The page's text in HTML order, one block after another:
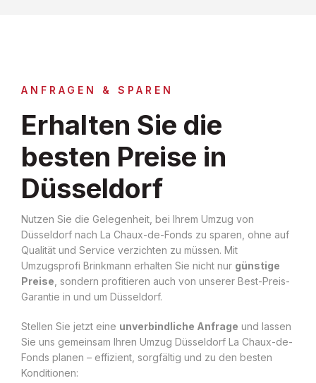
ANFRAGEN & SPAREN
Erhalten Sie die
besten Preise in
Düsseldorf
Nutzen Sie die Gelegenheit, bei Ihrem Umzug von
Düsseldorf nach La Chaux-de-Fonds zu sparen, ohne auf
Qualität und Service verzichten zu müssen. Mit
Umzugsprofi Brinkmann erhalten Sie nicht nur günstige
Preise , sondern profitieren auch von unserer Best-Preis-
Garantie in und um Düsseldorf.
Stellen Sie jetzt eine unverbindliche Anfrage und lassen
Sie uns gemeinsam Ihren Umzug Düsseldorf La Chaux-de-
Fonds planen – effizient, sorgfältig und zu den besten
Konditionen: